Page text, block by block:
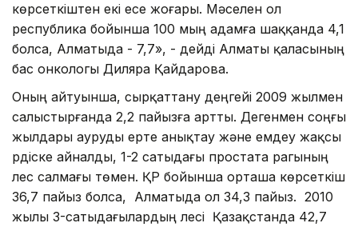
көрсеткіштен екі есе жоғары. Мәселен ол
республика бойынша 100 мың адамға шаққанда 4,1
болса, Алматыда - 7,7», - дейді Алматы қаласының
бас онкологы Диляра Қайдарова.
Оның айтуынша, сырқаттану деңгейі 2009 жылмен
салыстырғанда 2,2 пайызға артты. Дегенмен соңғы
жылдары ауруды ерте анықтау және емдеу жақсы
үрдіске айналды, 1-2 сатыдағы простата рагының
үлес салмағы төмен. ҚР бойынша орташа көрсеткіш
36,7 пайыз болса, Алматыда ол 34,3 пайыз. 2010
жылы 3-сатыдағылардың үлесі Қазақстанда 42,7